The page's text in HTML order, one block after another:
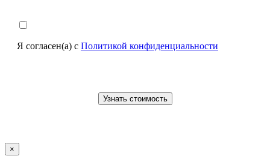
Я согласен(а) с Политикой конфиденциальности
×